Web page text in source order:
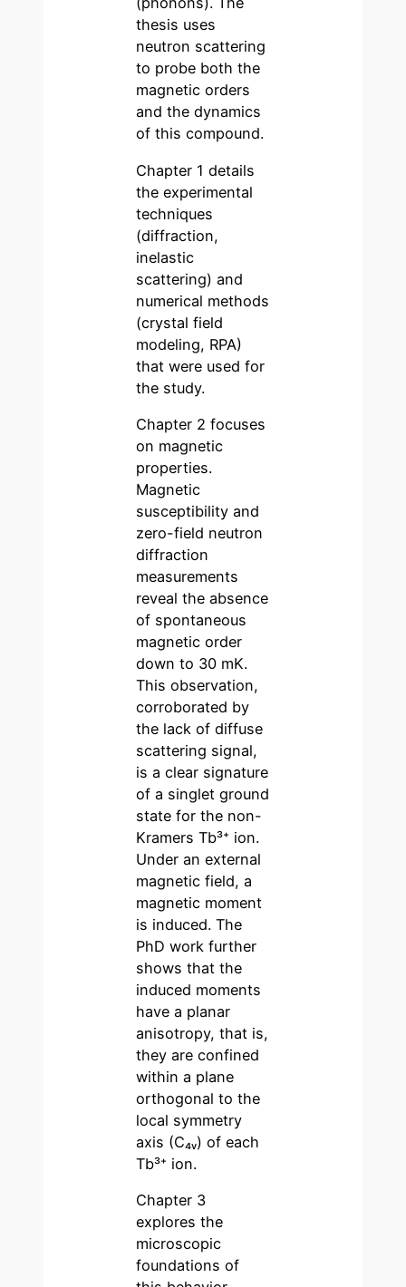
thesis uses
neutron scattering
to probe both the
magnetic orders
and the dynamics
of this compound.
Chapter 1 details
the experimental
techniques
(diffraction,
inelastic
scattering) and
numerical methods
(crystal field
modeling, RPA)
that were used for
the study.
Chapter 2 focuses
on magnetic
properties.
Magnetic
susceptibility and
zero-field neutron
diffraction
measurements
reveal the absence
of spontaneous
magnetic order
down to 30 mK.
This observation,
corroborated by
the lack of diffuse
scattering signal,
is a clear signature
of a singlet ground
state for the non-
Kramers Tb³⁺ ion.
Under an external
magnetic field, a
magnetic moment
is induced. The
PhD work further
shows that the
induced moments
have a planar
anisotropy, that is,
they are confined
within a plane
orthogonal to the
local symmetry
axis (C₄ᵥ) of each
Tb³⁺ ion.
Chapter 3
explores the
microscopic
foundations of